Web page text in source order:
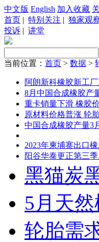
中文版 English 加入收藏
首页 | 特别关注 | 独家观
投诉 | 讲堂
当前位置： 首页 > 数据 >
阿朗新科橡胶新工
8月中国合成橡胶产
重卡销量下滑 橡胶
原材料价格普涨 轮
中国合成橡胶产量3
2023年柬埔寨出口
阳谷华泰更正第三
黑猫炭
5月天
轮胎需